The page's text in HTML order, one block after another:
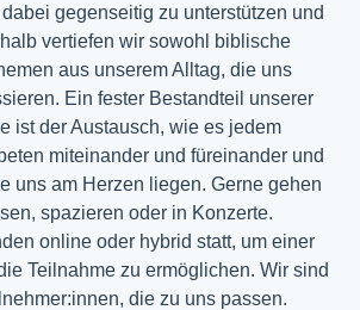
gegenseitig zu unterstützen und
vertiefen wir sowohl biblische
aus unserem Alltag, die uns
Ein fester Bestandteil unserer
ist der Austausch, wie es jedem
miteinander und füreinander und
uns am Herzen liegen. Gerne gehen
spazieren oder in Konzerte.
online oder hybrid statt, um einer
Teilnahme zu ermöglichen. Wir sind
die zu uns passen.